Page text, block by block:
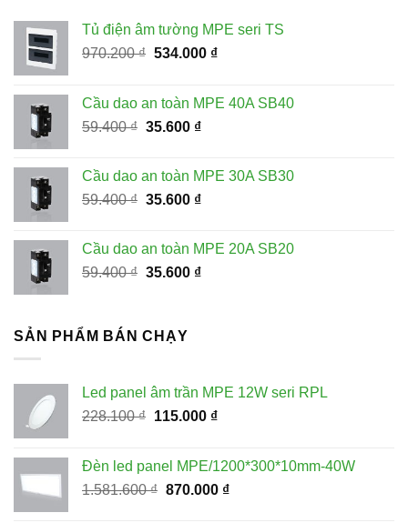
Tủ điện âm tường MPE seri TS
970.200₫ Giá
970.200 ₫.
534.000 ₫Giá
là:
Cầu dao an toàn MPE 40A SB40
59.400₫ Giá
59.400 ₫.
35.600 ₫Giá
là:
35.600 ₫.
Cầu dao an toàn MPE 30A SB30
59.400₫ Giá
59.400 ₫.
35.600 ₫Giá
là:
35.600 ₫.
Cầu dao an toàn MPE 20A SB20
59.400₫ Giá
59.400 ₫.
35.600 ₫Giá
SẢN PHẨM BÁN CHẠY
Led panel âm trần MPE 12W seri RPL
228.100₫ Giá
228.100 ₫.
115.000 ₫Giá
là:
115.000 ₫.
Đèn led panel MPE/1200*300*10mm-40W
1.581.600₫ Giá
870.000 ₫Giá